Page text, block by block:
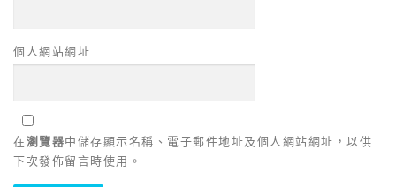
個人網站網址
在瀏覽器中儲存顯示名稱、電子郵件地址及個人網站網址，以供
下次發佈留言時使用。